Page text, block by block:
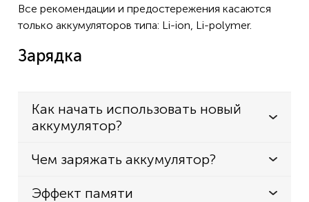
Все рекомендации и предостережения касаются
только аккумуляторов типа: Li-ion, Li-polymer.
Зарядка
Как начать использовать новый
аккумулятор?
Чем заряжать аккумулятор?
Эффект памяти